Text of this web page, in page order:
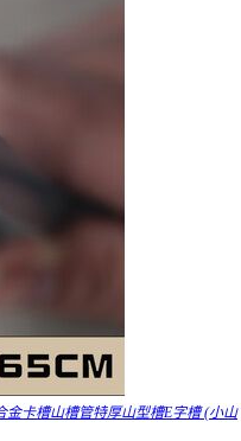
卡槽山槽管特厚山型槽E字槽 (小山